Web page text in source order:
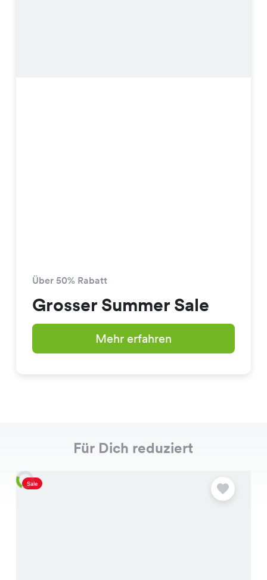
Über 50% Rabatt
Grosser Summer Sale
Mehr erfahren
Für Dich reduziert
Sale